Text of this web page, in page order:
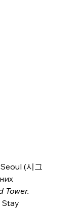
(시그
Tower.
Stay